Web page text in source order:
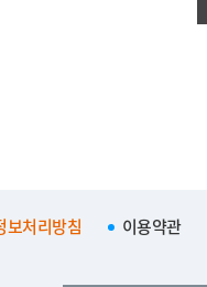
보처리방침 이용약관